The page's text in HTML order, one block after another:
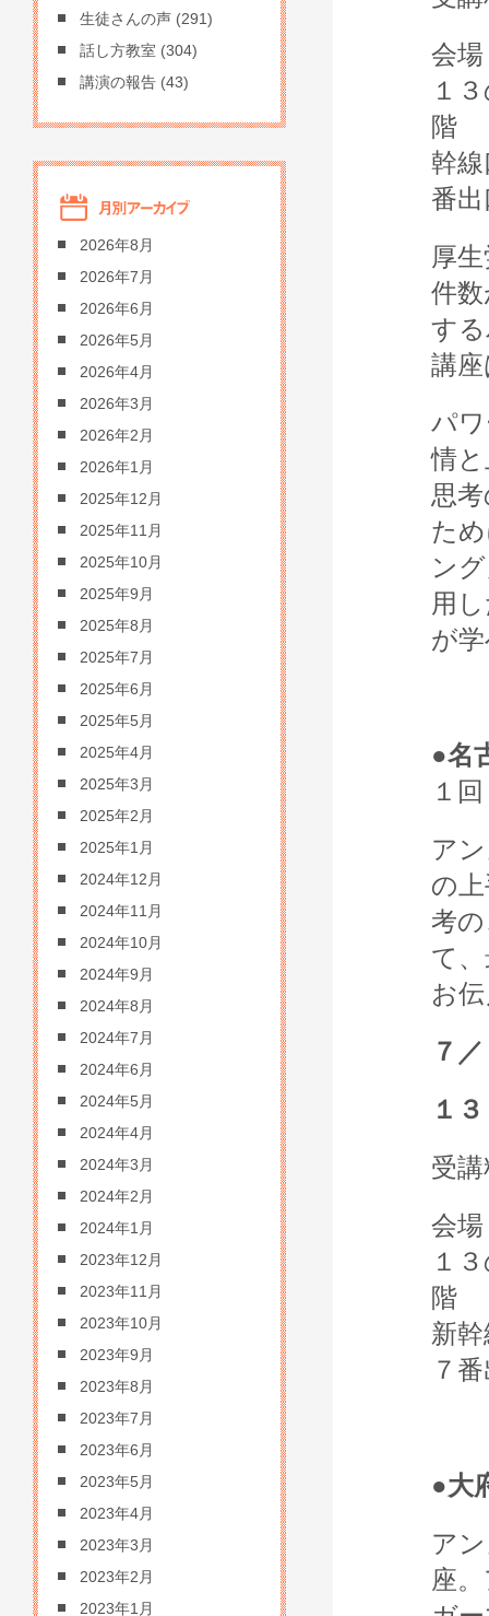
会
１
幹
番
厚
件
す
講
パ
情
思
た
ン
用
が
●名
１
ア
の
考
て
お
７
１
受
会
１
新
７
●大
ア
座
生徒さんの声 (291)
話し方教室 (304)
講演の報告 (43)
2026年8月
2026年7月
2026年6月
2026年5月
2026年4月
2026年3月
2026年2月
2026年1月
2025年12月
2025年11月
2025年10月
2025年9月
2025年8月
2025年7月
2025年6月
2025年5月
2025年4月
2025年3月
2025年2月
2025年1月
2024年12月
2024年11月
2024年10月
2024年9月
2024年8月
2024年7月
2024年6月
2024年5月
2024年4月
2024年3月
2024年2月
2024年1月
2023年12月
2023年11月
2023年10月
2023年9月
2023年8月
2023年7月
2023年6月
2023年5月
2023年4月
2023年3月
2023年2月
2023年1月